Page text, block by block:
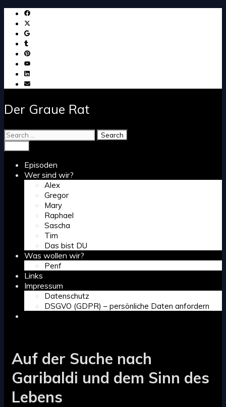
Skip
content
Der Graue Rat
Search
for:
Episoden
Wer sind wir?
Alex
Gregor
Mary
Raphael
Sascha
Tim
Das bist DU
Was wollen wir?
Penf
Links
Impressum
Datenschutz
DSGVO (GDPR) – persönliche Daten anfordern
Auf der Suche nach
Garibaldi und dem Sinn des
Lebens